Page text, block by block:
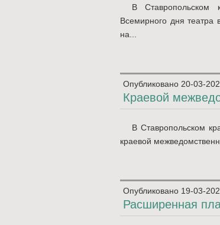
В Ставропольском
Всемирного дня театра
на...
Опубликовано 20-03-
Краевой
В Ставропольском
краевой
Опубликовано 19-03-
Расширенная